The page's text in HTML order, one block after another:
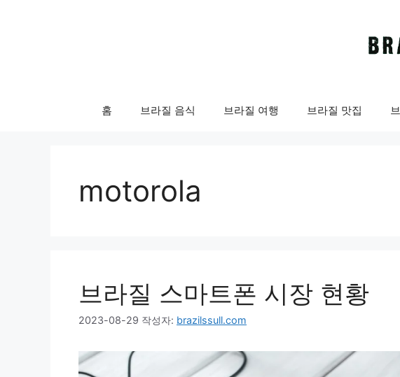
홈 브라질 음식 브라질 여행 브라질 맛집
motorola
브라질 스마트폰 시장 현황
2023-08-29 작성자: brazilssull.com